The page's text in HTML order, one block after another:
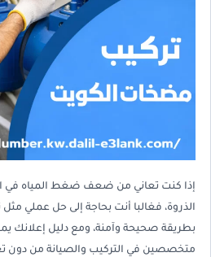
إذا كنت تعاني من ضعف ضغط المياه في
الذروة، فغالبا أنت بحاجة إلى حل عملي
بطريقة صحيحة وآمنة، ومع دليل إعلانك
متخصصين في التركيب والصيانة من